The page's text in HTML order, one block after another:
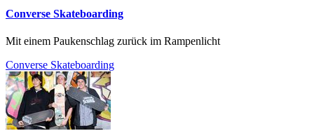
Converse Skateboarding
Mit einem Paukenschlag zurück im Rampenlicht
Converse Skateboarding